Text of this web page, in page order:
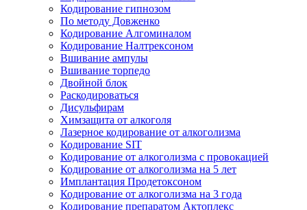
Кодирование гипнозом
По методу Довженко
Кодирование Алгоминалом
Кодирование Налтрексоном
Вшивание ампулы
Вшивание торпедо
Двойной блок
Раскодироваться
Дисульфирам
Химзащита от алкоголя
Лазерное кодирование от алкоголизма
Кодирование SIT
Кодирование от алкоголизма с провокацией
Кодирование от алкоголизма на 5 лет
Имплантация Продетоксоном
Кодирование от алкоголизма на 3 года
Кодирование препаратом Актоплекс